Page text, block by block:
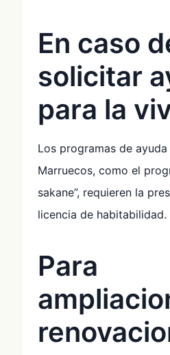
En caso
solicitar
para la
Los programas de
Marruecos, como el
sakane”, requieren la
licencia de habitabilidad.
Para